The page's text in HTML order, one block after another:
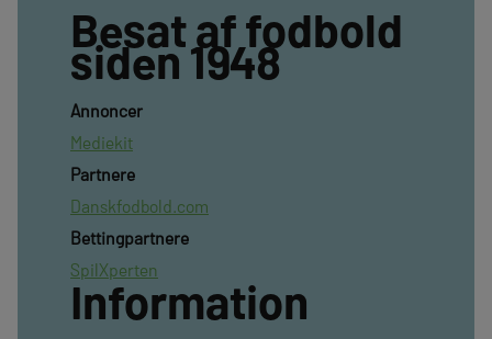
Besat af fodbold
siden 1948
Annoncer
Mediekit
Partnere
Danskfodbold.com
Bettingpartnere
SpilXperten
Information